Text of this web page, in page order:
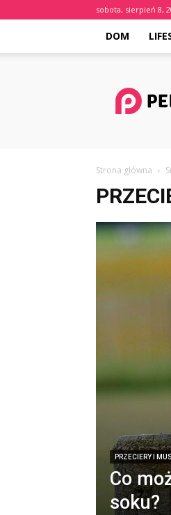
sobota, sierpień 8,
DOM
Strona główna
PRZECIERY I
Co
soku?